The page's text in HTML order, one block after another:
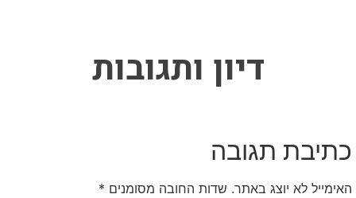
דיון ותגובות
כתיבת תגובה
האימייל לא יוצג באתר. שדות החובה מסומנים *